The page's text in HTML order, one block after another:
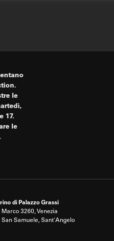
le
17.
le
di Palazzo Grassi
Marco 3260, Venezia
San Samuele, Sant'Angelo